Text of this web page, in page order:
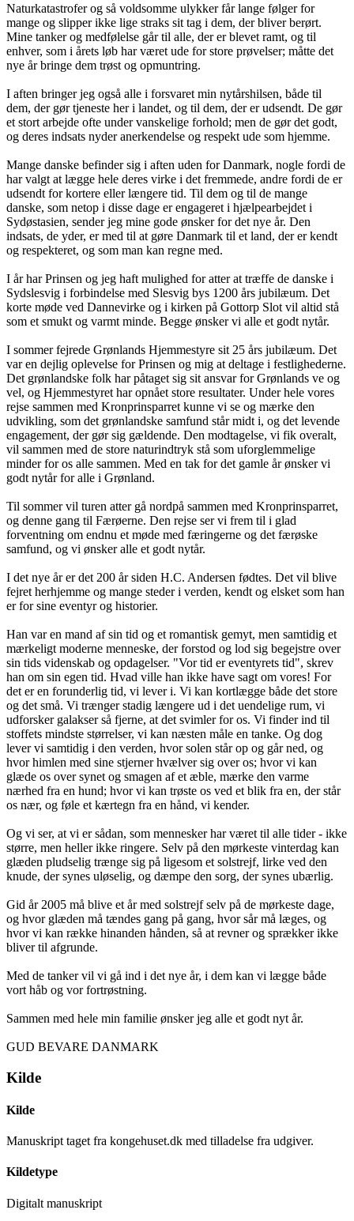
Naturkatastrofer og så voldsomme ulykker får lange følger for
mange og slipper ikke lige straks sit tag i dem, der bliver berørt.
Mine tanker og medfølelse går til alle, der er blevet ramt, og til
enhver, som i årets løb har været ude for store prøvelser; måtte det
nye år bringe dem trøst og opmuntring.
I aften bringer jeg også alle i forsvaret min nytårshilsen, både til
dem, der gør tjeneste her i landet, og til dem, der er udsendt. De gør
et stort arbejde ofte under vanskelige forhold; men de gør det godt,
og deres indsats nyder anerkendelse og respekt ude som hjemme.
Mange danske befinder sig i aften uden for Danmark, nogle fordi de
har valgt at lægge hele deres virke i det fremmede, andre fordi de er
udsendt for kortere eller længere tid. Til dem og til de mange
danske, som netop i disse dage er engageret i hjælpearbejdet i
Sydøstasien, sender jeg mine gode ønsker for det nye år. Den
indsats, de yder, er med til at gøre Danmark til et land, der er kendt
og respekteret, og som man kan regne med.
I år har Prinsen og jeg haft mulighed for atter at træffe de danske i
Sydslesvig i forbindelse med Slesvig bys 1200 års jubilæum. Det
korte møde ved Dannevirke og i kirken på Gottorp Slot vil altid stå
som et smukt og varmt minde. Begge ønsker vi alle et godt nytår.
I sommer fejrede Grønlands Hjemmestyre sit 25 års jubilæum. Det
var en dejlig oplevelse for Prinsen og mig at deltage i festlighederne.
Det grønlandske folk har påtaget sig sit ansvar for Grønlands ve og
vel, og Hjemmestyret har opnået store resultater. Under hele vores
rejse sammen med Kronprinsparret kunne vi se og mærke den
udvikling, som det grønlandske samfund står midt i, og det levende
engagement, der gør sig gældende. Den modtagelse, vi fik overalt,
vil sammen med de store naturindtryk stå som uforglemmelige
minder for os alle sammen. Med en tak for det gamle år ønsker vi
godt nytår for alle i Grønland.
Til sommer vil turen atter gå nordpå sammen med Kronprinsparret,
og denne gang til Færøerne. Den rejse ser vi frem til i glad
forventning om endnu et møde med færingerne og det færøske
samfund, og vi ønsker alle et godt nytår.
I det nye år er det 200 år siden H.C. Andersen fødtes. Det vil blive
fejret herhjemme og mange steder i verden, kendt og elsket som han
er for sine eventyr og historier.
Han var en mand af sin tid og et romantisk gemyt, men samtidig et
mærkeligt moderne menneske, der forstod og lod sig begejstre over
sin tids videnskab og opdagelser. "Vor tid er eventyrets tid", skrev
han om sin egen tid. Hvad ville han ikke have sagt om vores! For
det er en forunderlig tid, vi lever i. Vi kan kortlægge både det store
og det små. Vi trænger stadig længere ud i det uendelige rum, vi
udforsker galakser så fjerne, at det svimler for os. Vi finder ind til
stoffets mindste størrelser, vi kan næsten måle en tanke. Og dog
lever vi samtidig i den verden, hvor solen står op og går ned, og
hvor himlen med sine stjerner hvælver sig over os; hvor vi kan
glæde os over synet og smagen af et æble, mærke den varme
nærhed fra en hund; hvor vi kan trøste os ved et blik fra en, der står
os nær, og føle et kærtegn fra en hånd, vi kender.
Og vi ser, at vi er sådan, som mennesker har været til alle tider - ikke
større, men heller ikke ringere. Selv på den mørkeste vinterdag kan
glæden pludselig trænge sig på ligesom et solstrejf, lirke ved den
knude, der synes uløselig, og dæmpe den sorg, der synes ubærlig.
Gid år 2005 må blive et år med solstrejf selv på de mørkeste dage,
og hvor glæden må tændes gang på gang, hvor sår må læges, og
hvor vi kan række hinanden hånden, så at revner og sprækker ikke
bliver til afgrunde.
Med de tanker vil vi gå ind i det nye år, i dem kan vi lægge både
vort håb og vor fortrøstning.
Sammen med hele min familie ønsker jeg alle et godt nyt år.
GUD BEVARE DANMARK
Kilde
Kilde
Manuskript taget fra kongehuset.dk med tilladelse fra udgiver.
Kildetype
Digitalt manuskript